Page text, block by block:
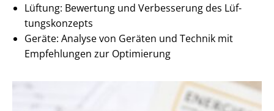
Lüftung: Bewertung und Verbesserung des Lüf­
tungs­kon­zepts
Geräte: Analyse von Geräten und Technik mit
Empfehlungen zur Optimierung